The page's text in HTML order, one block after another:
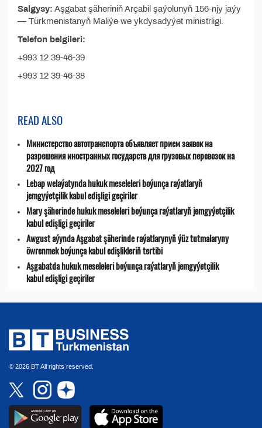
Salgysy: Aşgabat şäheriniň Arçabil şaýolunyň 156-njy jaýy
— Türkmenistanyň Maliýe we ykdysadyýet ministrligi.
Telefon belgileri:
+993 12 39-46-39
+993 12 39-46-38
READ ALSO
Министерство автотранспорта объявляет прием заявок на
разрешения иностранных государств для грузовых перевозок на
2027 год
Lebap welaýatynda hukuk meseleleri boýunça raýatlaryň
jemgyýetçilik kabul edişligi geçiriler
Mary şäherinde hukuk meseleleri boýunça raýatlaryň jemgyýetçilik
kabul edişligi geçiriler
Awgust aýynda Aşgabat şäherinde raýatlarynyň ýüz tutmalaryny
öwrenmek boýunça kabul edişlikleriň tertibi
Aşgabatda hukuk meseleleri boýunça raýatlaryň jemgyýetçilik
kabul edişligi geçiriler
© 2026 BT All rights reserved.